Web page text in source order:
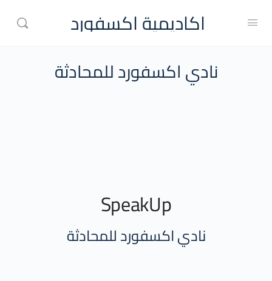
اكاديمية اكسفورد
نادي اكسفورد للمحادثة
SpeakUp
نادي اكسفورد للمحادثة